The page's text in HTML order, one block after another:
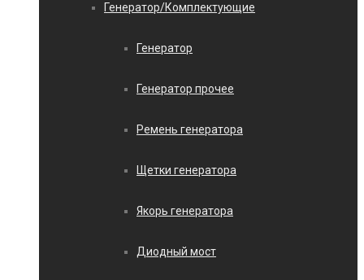
Генератор/Комплектующие
Генератор
Генератор прочее
Ремень генератора
Щетки генератора
Якорь генератора
Диодный мост